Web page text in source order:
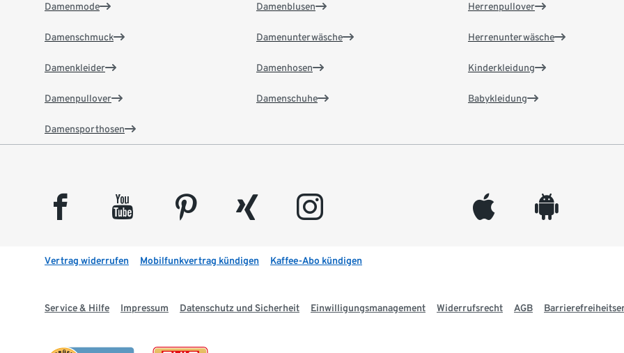
Damenmode
Damenschmuck
Damenkleider
Damenpullover
Damensporthosen
Damenblusen
Damenunterwäsche
Damenhosen
Damenschuhe
Herrenpullover
Herrenunterwäsche
Kinderkleidung
Babykleidung
facebook youtube pinterest xing instagram appleinc android
Vertrag widerrufen Mobilfunkvertrag kündigen Kaffee-Abo kündigen
Service & Hilfe Impressum Datenschutz und Sicherheit Einwilligungsmanagement Widerrufsrecht AGB